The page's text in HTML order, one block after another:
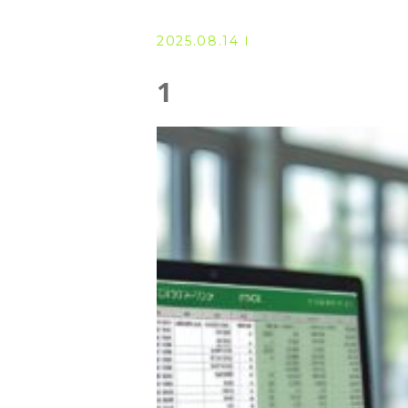
◆ オンラインによる授業／体験
◇ 書籍出版
◇ Youtubeチャンネル・ラ
◇ よくある質問
◇ お客様の声
◇ ブログ
2025.08.14
1